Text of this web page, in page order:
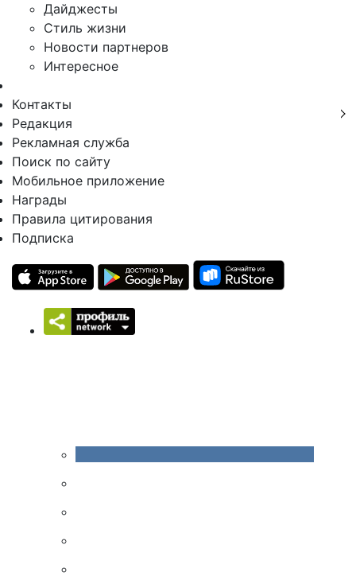
Дайджесты
Стиль жизни
Новости партнеров
Интересное
Контакты
Редакция
Рекламная служба
Поиск по сайту
Мобильное приложение
Награды
Правила цитирования
Подписка